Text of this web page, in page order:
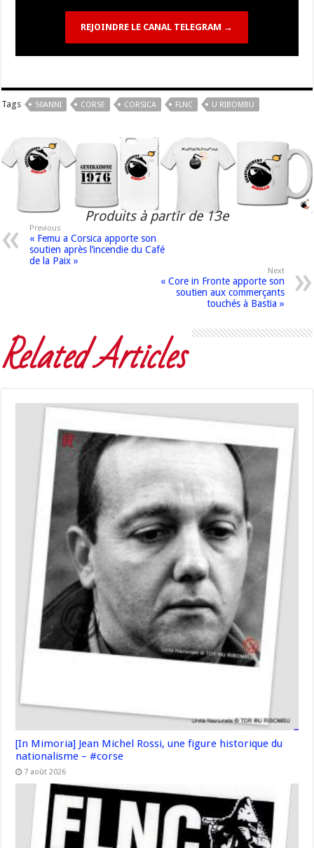
REJOINDRE LE CANAL TELEGRAM →
Tags 50ANNI CORSE CORSICA FLNC U RIBOMBU
Produits à partir de 13e
Previous
« Femu a Corsica apporte son
soutien après l’incendie du Café
de la Paix »
Next
« Core in Fronte apporte son
soutien aux commerçants
touchés à Bastia »
Related Articles
[In Mimoria] Jean Michel Rossi, une figure historique du
nationalisme – #corse
7 août 2026